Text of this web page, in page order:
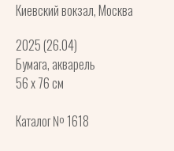
Киевский вокзал, Москва
2025 (26.04)
Бумага, акварель
56 x 76 см
Каталог № 1618